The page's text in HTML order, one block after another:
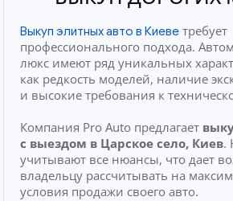
Выкуп элитных авто в Киеве требует
профессионального подхода.
люкс имеют ряд уникальных
как редкость моделей, наличие
и высокие требования к
Компания Pro Auto предлагает
с выездом в Царское село, Киев.
учитывают все нюансы, что дает
владельцу рассчитывать на
условия продажи своего авто.